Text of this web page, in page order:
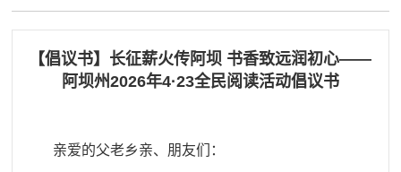
【倡议书】长征薪火传阿坝 书香致远润初心——
阿坝州2026年4·23全民阅读活动倡议书
亲爱的父老乡亲、朋友们：